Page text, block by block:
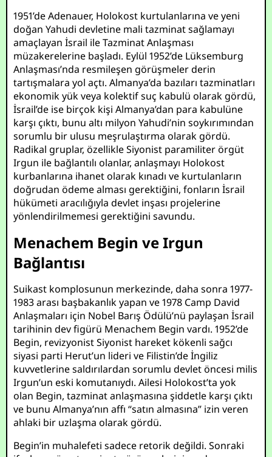
1951’de Adenauer, Holokost kurtulanlarına ve yeni
doğan Yahudi devletine mali tazminat sağlamayı
amaçlayan İsrail ile Tazminat Anlaşması
müzakerelerine başladı. Eylül 1952’de Lüksemburg
Anlaşması’nda resmileşen görüşmeler derin
tartışmalara yol açtı. Almanya’da bazıları tazminatları
ekonomik yük veya kolektif suç kabulü olarak gördü,
İsrail’de ise birçok kişi Almanya’dan para kabulüne
karşı çıktı, bunu altı milyon Yahudi’nin soykırımından
sorumlu bir ulusu meşrulaştırma olarak gördü.
Radikal gruplar, özellikle Siyonist paramiliter örgüt
Irgun ile bağlantılı olanlar, anlaşmayı Holokost
kurbanlarına ihanet olarak kınadı ve kurtulanların
doğrudan ödeme alması gerektiğini, fonların İsrail
hükümeti aracılığıyla devlet inşası projelerine
yönlendirilmemesi gerektiğini savundu.
Menachem Begin ve Irgun
Bağlantısı
Suikast komplosunun merkezinde, daha sonra 1977-
1983 arası başbakanlık yapan ve 1978 Camp David
Anlaşmaları için Nobel Barış Ödülü’nü paylaşan İsrail
tarihinin dev figürü Menachem Begin vardı. 1952’de
Begin, revizyonist Siyonist hareket kökenli sağcı
siyasi parti Herut’un lideri ve Filistin’de İngiliz
kuvvetlerine saldırılardan sorumlu devlet öncesi milis
Irgun’un eski komutanıydı. Ailesi Holokost’ta yok
olan Begin, tazminat anlaşmasına şiddetle karşı çıktı
ve bunu Almanya’nın affı “satın almasına” izin veren
ahlaki bir uzlaşma olarak gördü.
Begin’in muhalefeti sadece retorik değildi. Sonraki